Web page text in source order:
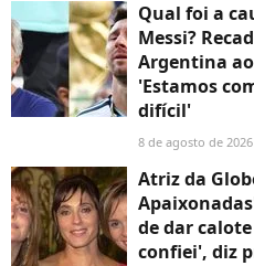
Qual foi a
Messi?
Argentina
'Estamos
difícil'
8 de agosto de 2026
Atriz da
de dar
confiei', diz